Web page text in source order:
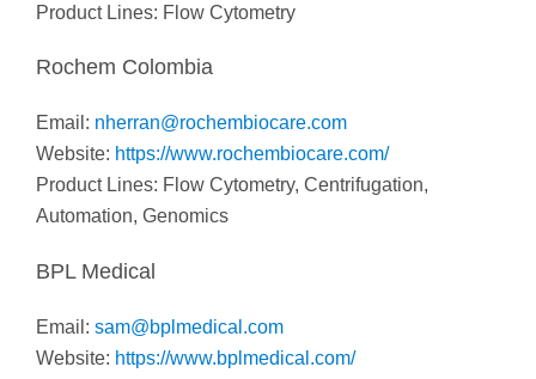
Product Lines: Flow Cytometry
Rochem Colombia
Email: nherran@rochembiocare.com
Website: https://www.rochembiocare.com/
Product Lines: Flow Cytometry, Centrifugation,
Automation, Genomics
BPL Medical
Email: sam@bplmedical.com
Website: https://www.bplmedical.com/